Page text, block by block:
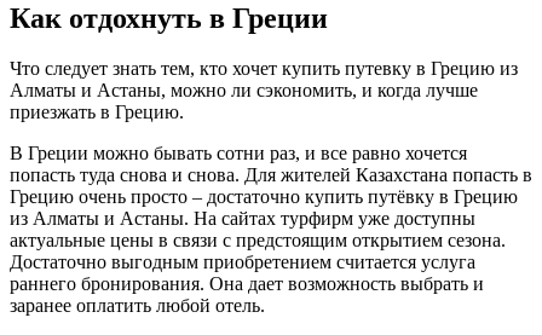
Как отдохнуть в Греции
Что следует знать тем, кто хочет купить путевку в Грецию из
Алматы и Астаны, можно ли сэкономить, и когда лучше
приезжать в Грецию.
В Греции можно бывать сотни раз, и все равно хочется
попасть туда снова и снова. Для жителей Казахстана попасть в
Грецию очень просто – достаточно купить путёвку в Грецию
из Алматы и Астаны. На сайтах турфирм уже доступны
актуальные цены в связи с предстоящим открытием сезона.
Достаточно выгодным приобретением считается услуга
раннего бронирования. Она дает возможность выбрать и
заранее оплатить любой отель.